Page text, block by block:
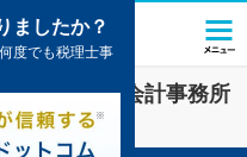
う税理士・会計事務所
ましたか？
度でも税理士事